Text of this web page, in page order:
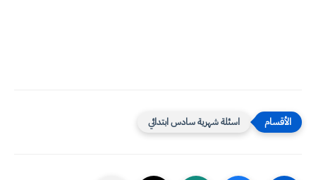
اسئلة شهرية سادس ابتدائي